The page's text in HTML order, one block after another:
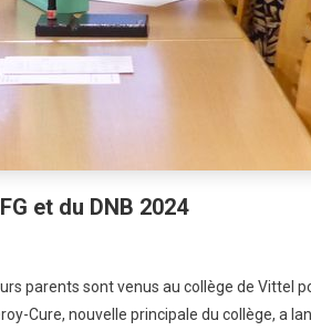
et du DNB 2024
parents sont venus au collège de Vittel
Cure, nouvelle principale du collège, a